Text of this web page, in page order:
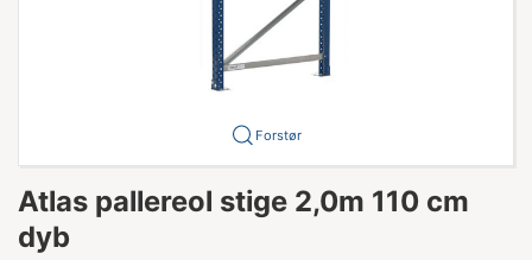
Forstør
Atlas pallereol stige 2,0m 110 cm
dyb